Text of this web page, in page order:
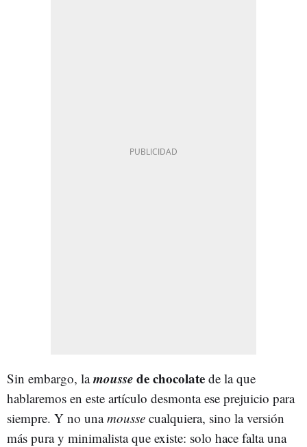
Sin embargo, lamoussede chocolate de la que
hablaremos en este artículo desmonta ese prejuicio para
siempre. Y no unamousse cualquiera, sino la versión
más pura y minimalista que existe: solo hace falta una